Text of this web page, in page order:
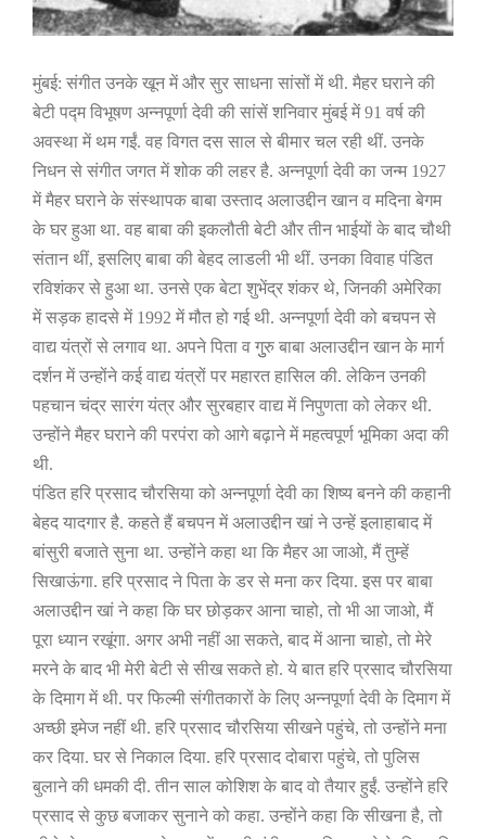
मुंबई: संगीत उनके खून में और सुर साधना सांसों में थी. मैहर घराने की
बेटी पद्म विभूषण अन्नपूर्णा देवी की सांसें शनिवार मुंबई में91 वर्ष की
अवस्था में थम गईं. वह विगत दस साल से बीमार चल रही थीं. उनके
निधन से संगीत जगत में शोक की लहर है. अन्नपूर्णा देवी का जन्म 1927
में मैहर घराने के संस्थापक बाबा उस्ताद अलाउद्दीन खान व मदिना बेगम
के घर हुआ था. वह बाबा की इकलौती बेटी और तीन भाईयों के बाद चौथी
संतान थीं, इसलिए बाबा की बेहद लाडली भी थीं. उनका विवाह पंडित
रविशंकर से हुआ था. उनसे एक बेटा शुभेंद्र शंकर थे, जिनकी अमेरिका
में सड़क हादसे में 1992 में मौत हो गई थी. अन्नपूर्णा देवी को बचपन से
वाद्य यंत्रों से लगाव था. अपने पिता व गुुरु बाबा अलाउद्दीन खान के मार्ग
दर्शन में उन्होंने कई वाद्य यंत्रों पर महारत हासिल की. लेकिन उनकी
पहचान चंद्र सारंग यंत्र और सुरबहार वाद्य में निपुणता को लेकर थी.
उन्होंने मैहर घराने की परपंरा को आगे बढ़ाने में महत्वपूर्ण भूमिका अदा की
थी.
पंडित हरि प्रसाद चौरसिया को अन्नपूर्णा देवी का शिष्य बनने की कहानी
बेहद यादगार है. कहते हैं बचपन में अलाउद्दीन खां ने उन्हें इलाहाबाद में
बांसुरी बजाते सुना था. उन्होंने कहा था कि मैहर आ जाओ, मैं तुम्हें
सिखाऊंगा. हरि प्रसाद ने पिता के डर से मना कर दिया. इस पर बाबा
अलाउद्दीन खां ने कहा कि घर छोड़कर आना चाहो, तो भी आ जाओ, मैं
पूरा ध्यान रखूंगा. अगर अभी नहीं आ सकते, बाद में आना चाहो, तो मेरे
मरने के बाद भी मेरी बेटी से सीख सकते हो. ये बात हरि प्रसाद चौरसिया
के दिमाग में थी. पर फिल्मी संगीतकारों के लिए अन्नपूर्णा देवी के दिमाग में
अच्छी इमेज नहीं थी. हरि प्रसाद चौरसिया सीखने पहुंचे, तो उन्होंने मना
कर दिया. घर से निकाल दिया. हरि प्रसाद दोबारा पहुंचे, तो पुलिस
बुलाने की धमकी दी. तीन साल कोशिश के बाद वो तैयार हुईं. उन्होंने हरि
प्रसाद से कुछ बजाकर सुनाने को कहा. उन्होंने कहा कि सीखना है, तो